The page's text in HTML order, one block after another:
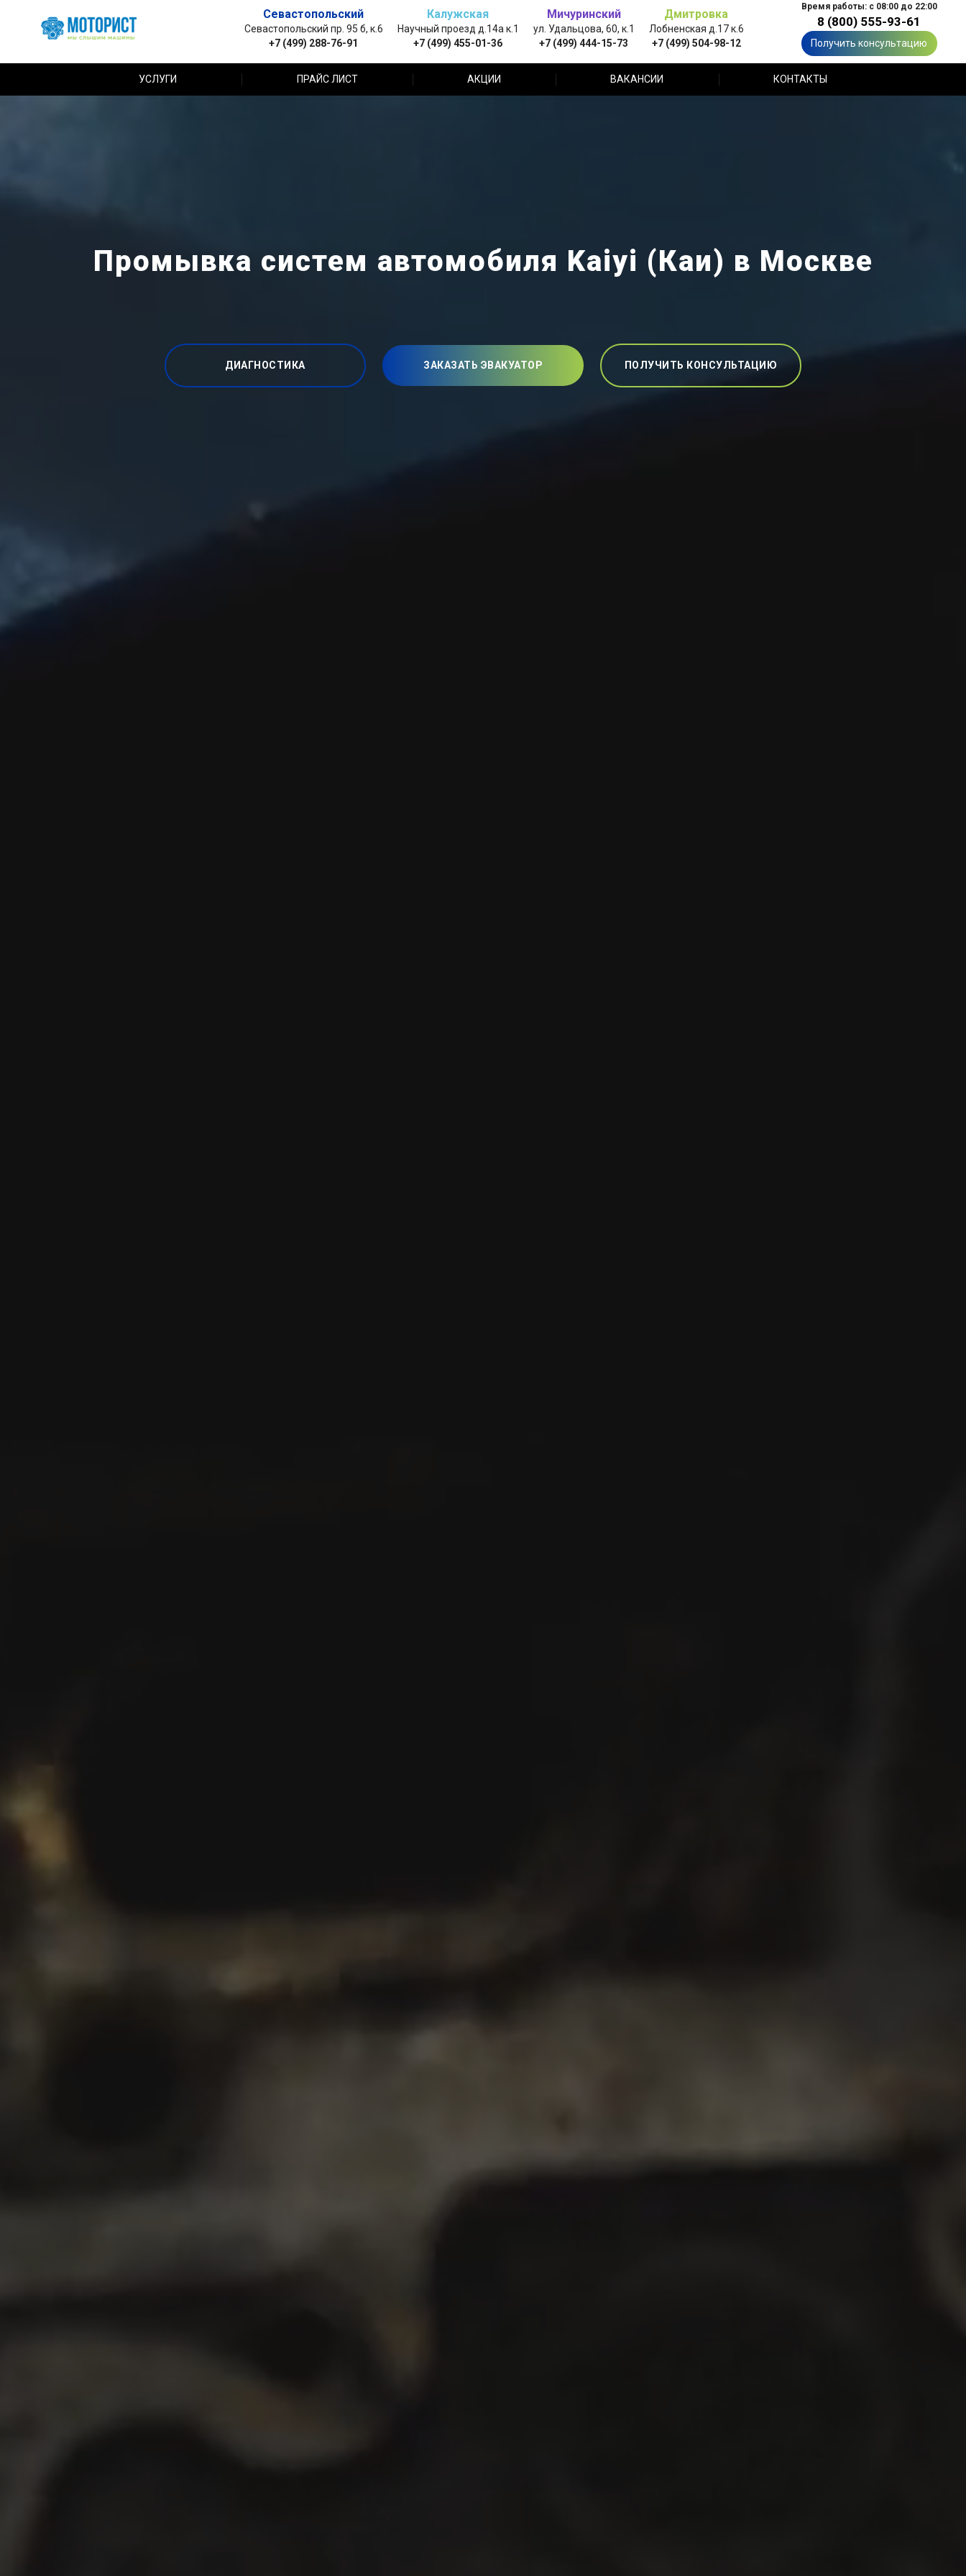
Севастопольский
Севастопольский пр. 95 б, к.6
+7 (499) 288-76-91
Калужская
Научный проезд д.14а к.1
+7 (499) 455-01-36
Мичуринский
ул. Удальцова, 60, к.1
+7 (499) 444-15-73
Дмитровка
Лобненская д.17 к.6
+7 (499) 504-98-12
Время работы: с 08:00 до 22:00
8 (800) 555-93-61
Получить консультацию
УСЛУГИ ПРАЙС ЛИСТ АКЦИИ ВАКАНСИИ КОНТАКТЫ
Промывка систем автомобиля Kaiyi (Каи) в Москве
ДИАГНОСТИКА ЗАКАЗАТЬ ЭВАКУАТОР ПОЛУЧИТЬ КОНСУЛЬТАЦИЮ